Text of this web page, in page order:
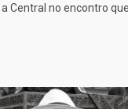
Central no encontro